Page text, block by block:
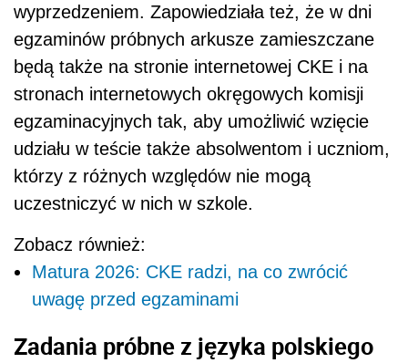
wyprzedzeniem. Zapowiedziała też, że w dni
egzaminów próbnych arkusze zamieszczane
będą także na stronie internetowej CKE i na
stronach internetowych okręgowych komisji
egzaminacyjnych tak, aby umożliwić wzięcie
udziału w teście także absolwentom i uczniom,
którzy z różnych względów nie mogą
uczestniczyć w nich w szkole.
Zobacz również:
Matura 2026: CKE radzi, na co zwrócić
uwagę przed egzaminami
Zadania próbne z języka polskiego